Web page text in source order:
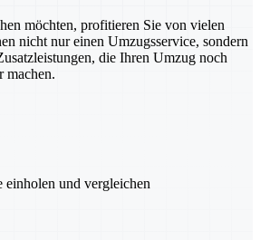
möchten, profitieren Sie von vielen
nicht nur einen Umzugsservice, sondern
die Ihren Umzug noch
machen.
und vergleichen